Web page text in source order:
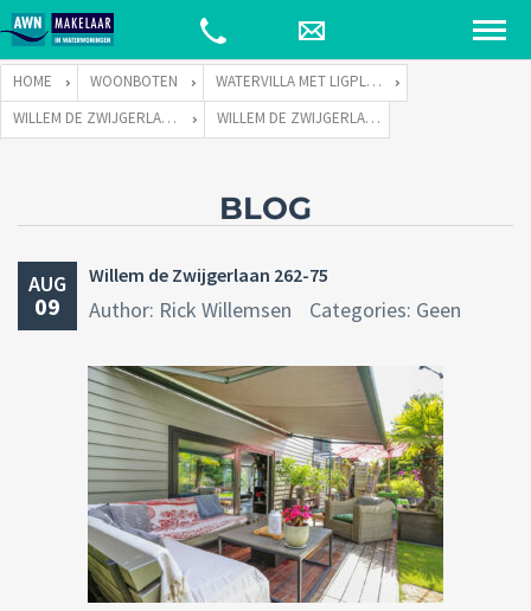
HOME WOONBOTEN
WATERVILLA MET LIGPLAATS
WILLEM DE ZWIJGERLAAN 262 TE 1055 RE AMSTERDAM
WILLEM DE ZWIJGERLAAN 262-75
BLOG
AUG
09
Willem de Zwijgerlaan 262-75
Author: Rick Willemsen Categories: Geen